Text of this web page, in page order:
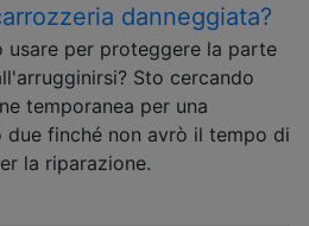
danneggiata?
usare per proteggere la parte
Sto cercando
temporanea per una
due finché non avrò il tempo di
la riparazione.